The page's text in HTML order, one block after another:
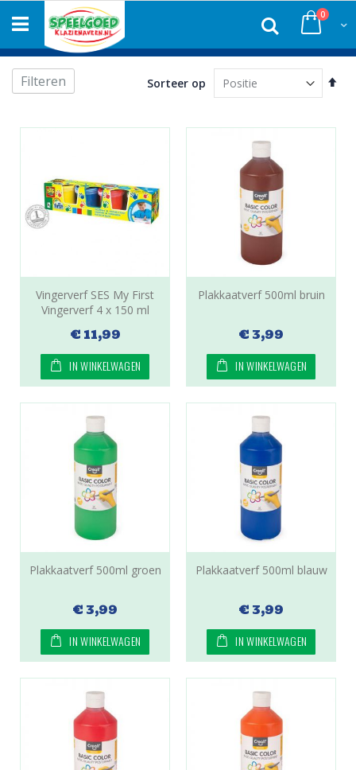
naar
de
inhoud
0
Zoek
Sorteer op
Van
Vingerverf SES My First
Vingerverf 4 x 150 ml
€ 11,99
IN WINKELWAGEN
Plakkaatverf 500ml bruin
€ 3,99
IN WINKELWAGEN
Plakkaatverf 500ml groen
€ 3,99
IN WINKELWAGEN
Plakkaatverf 500ml blauw
€ 3,99
IN WINKELWAGEN
Filteren